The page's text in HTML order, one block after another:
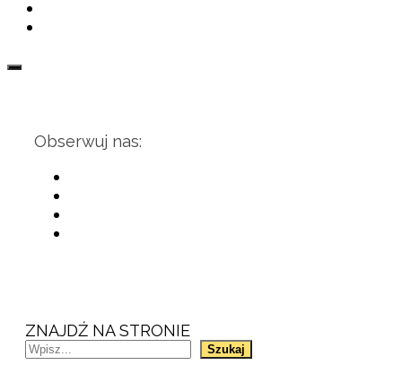
Obserwuj nas:
ZNAJDŹ NA STRONIE
Szukaj